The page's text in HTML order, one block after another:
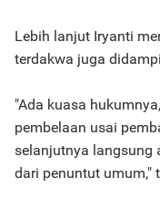
Lebih lanjut Iryanti
terdakwa juga
"Ada kuasa
pembelaan usai
selanjutnya langsung
dari penuntut umum,"